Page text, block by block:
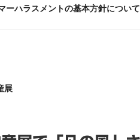
ーハラスメントの基本方針について
展